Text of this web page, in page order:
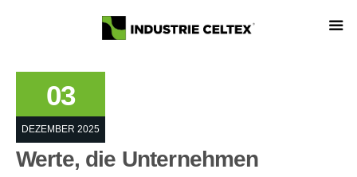
03
DEZEMBER 2025
Werte, die Unternehmen